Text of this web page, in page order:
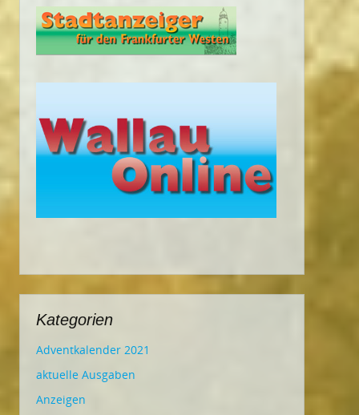
Kategorien
Adventkalender 2021
aktuelle Ausgaben
Anzeigen